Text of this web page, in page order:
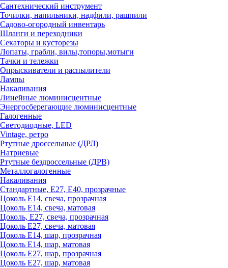
Сантехнический инструмент
Точилки, напильники, надфили, рашпили
Садово-огородный инвентарь
Шланги и переходники
Секаторы и кусторезы
Лопаты, грабли, вилы,топоры,мотыги
Тачки и тележки
Опрыскиватели и распылители
Лампы
Накаливания
Линейные люминисцентные
Энергосберегающие люминисцентные
Галогенные
Светодиодные, LED
Vintage, ретро
Ртутные дроссельные (ДРЛ)
Натриевые
Ртутные бездроссельные (ДРВ)
Металлогалогенные
Накаливания
Стандартные, Е27, Е40, прозрачные
Цоколь Е14, свеча, прозрачная
Цоколь Е14, свеча, матовая
Цоколь, Е27, свеча, прозрачная
Цоколь Е27, свеча, матовая
Цоколь Е14, шар, прозрачная
Цоколь Е14, шар, матовая
Цоколь Е27, шар, прозрачная
Цоколь Е27, шар, матовая